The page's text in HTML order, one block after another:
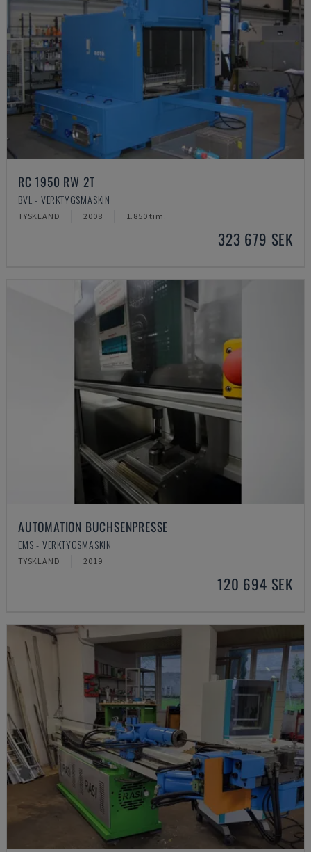
RC 1950 RW 2T
BVL - VERKTYGSMASKIN
TYSKLAND 2008 1.850 tim.
323 679 SEK
AUTOMATION BUCHSENPRESSE
EMS - VERKTYGSMASKIN
TYSKLAND 2019
120 694 SEK